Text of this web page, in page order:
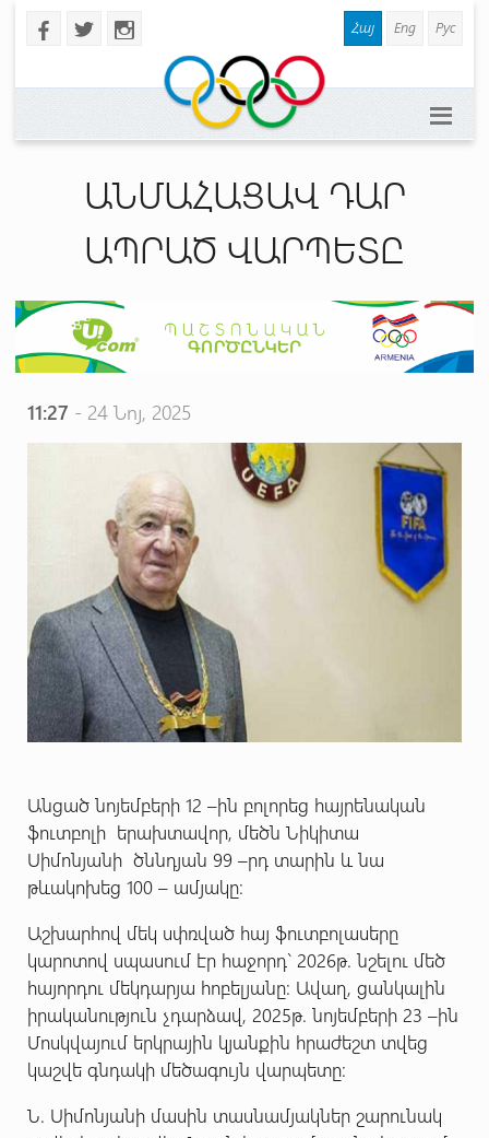
b a x Հայ Eng Рус
ԱՆՄԱՀԱՑԱՎ ԴԱՐ
ԱՊՐԱԾ ՎԱՐՊԵՏԸ
11:27 - 24 Նոյ, 2025
Անցած նոյեմբերի 12 –ին բոլորեց հայրենական
ֆուտբոլի երախտավոր, մեծն Նիկիտա
Սիմոնյանի ծննդյան 99 –րդ տարին և նա
թևակոխեց 100 – ամյակը:
Աշխարհով մեկ սփռված հայ ֆուտբոլասերը
կարոտով սպասում էր հաջորդ` 2026թ. նշելու մեծ
հայորդու մեկդարյա հոբելյանը: Ավաղ, ցանկալին
իրականություն չդարձավ, 2025թ. նոյեմբերի 23 –ին
Մոսկվայում երկրային կյանքին հրաժեշտ տվեց
կաշվե գնդակի մեծագույն վարպետը:
Ն. Սիմոնյանի մասին տասնամյակներ շարունակ